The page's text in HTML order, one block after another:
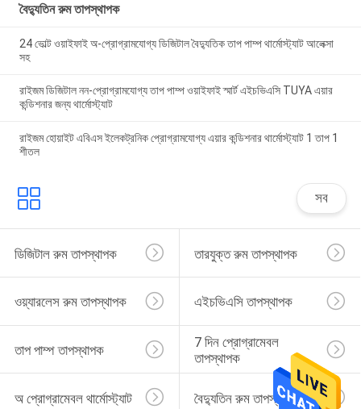
বৈদ্যুতিন রুম তাপস্থাপক
24 ভোল্ট ওয়াইফাই অ-প্রোগ্রামযোগ্য ডিজিটাল বৈদ্যুতিক তাপ পাম্প থার্মোস্ট্যাট আলেক্সা
সহ
রাইজম ডিজিটাল নন-প্রোগ্রামযোগ্য তাপ পাম্প ওয়াইফাই স্মার্ট এইচভিএসি TUYA এয়ার
কন্ডিশনার জন্য থার্মোস্ট্যাট
রাইজম হোয়াইট এবিএস ইলেকট্রনিক প্রোগ্রামযোগ্য এয়ার কন্ডিশনার থার্মোস্ট্যাট 1 তাপ 1
শীতল
সব
ডিজিটাল রুম তাপস্থাপক তারযুক্ত রুম তাপস্থাপক
ওয়্যারলেস রুম তাপস্থাপক এইচভিএসি তাপস্থাপক
তাপ পাম্প তাপস্থাপক
7 দিন প্রোগ্রামেবল
তাপস্থাপক
অ প্রোগ্রামেবল থার্মোস্ট্যাট বৈদ্যুতিন রুম তাপস্থাপক